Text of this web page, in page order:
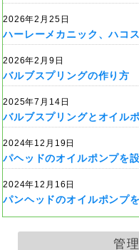
2026年2月25日
ハーレーメカニック、ハコ
2026年2月9日
バルブスプリングの作り方
2025年7月14日
バルブスプリングとオイル
2024年12月19日
パヘッドのオイルポンプを
2024年12月16日
パンヘッドのオイルポンプ
管